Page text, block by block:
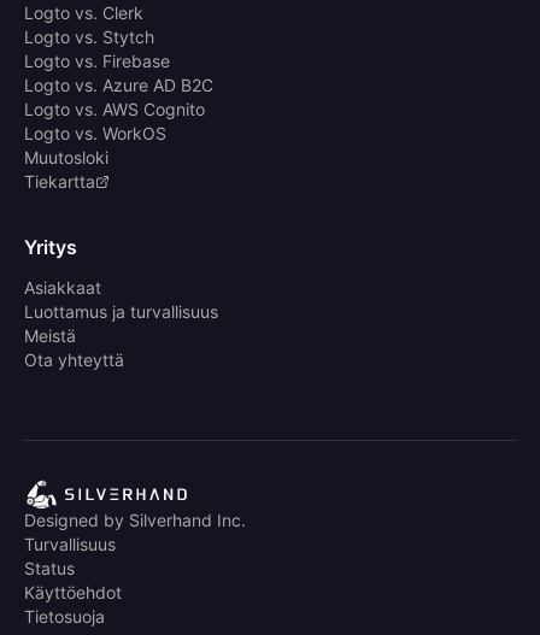
Logto vs. Clerk
Logto vs. Stytch
Logto vs. Firebase
Logto vs. Azure AD B2C
Logto vs. AWS Cognito
Logto vs. WorkOS
Muutosloki
Tiekartta
Yritys
Asiakkaat
Luottamus ja turvallisuus
Meistä
Ota yhteyttä
Designed by Silverhand Inc.
Turvallisuus
Status
Käyttöehdot
Tietosuoja